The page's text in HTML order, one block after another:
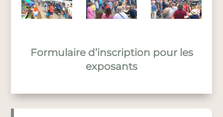
Formulaire d’inscription pour les
exposants